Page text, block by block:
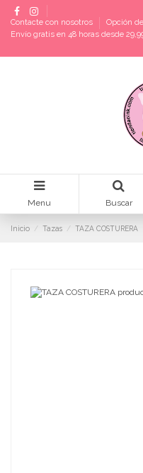
Contacte con nosotros
Opción
Envío gratis en 48 horas desde
Menu Buscar
Inicio Tazas TAZA COSTURERA